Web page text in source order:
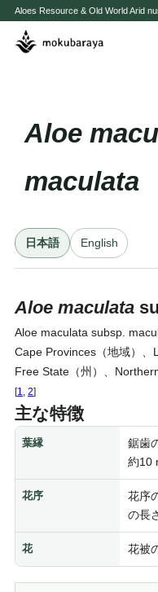
Aloes Resource & Old World Arid
Aloe
maculata
日本語 English
Aloe maculata
Aloe maculata subsp.
Cape Provinces（地域）、
Free State（州）、
[1, 2]
主な特徴
葉縁
鋸歯
約10
花序
花序
の長
花 花被